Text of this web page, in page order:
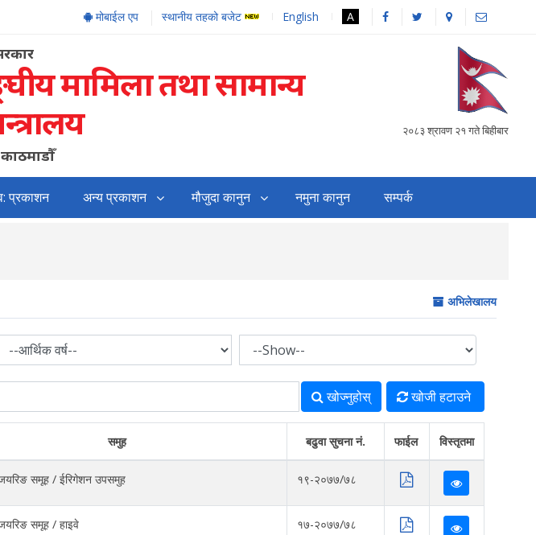
मोबाईल एप स्थानीय तहको बजेट English A
मामिला तथा सामान्य
२०८३ श्रावण २१ गते बिहीबार
प्रकाशन अन्य प्रकाशन मौजुदा कानुन नमुना कानुन सम्पर्क
अभिलेखालय
खोज्‍नुहोस् खोजी हटाउने
समुह बढुवा सुचना नं. फाईल विस्तृतमा
समूह / ईरिगेशन उपसमुह १९-२०७७/७८
समूह / हाइवे १७-२०७७/७८